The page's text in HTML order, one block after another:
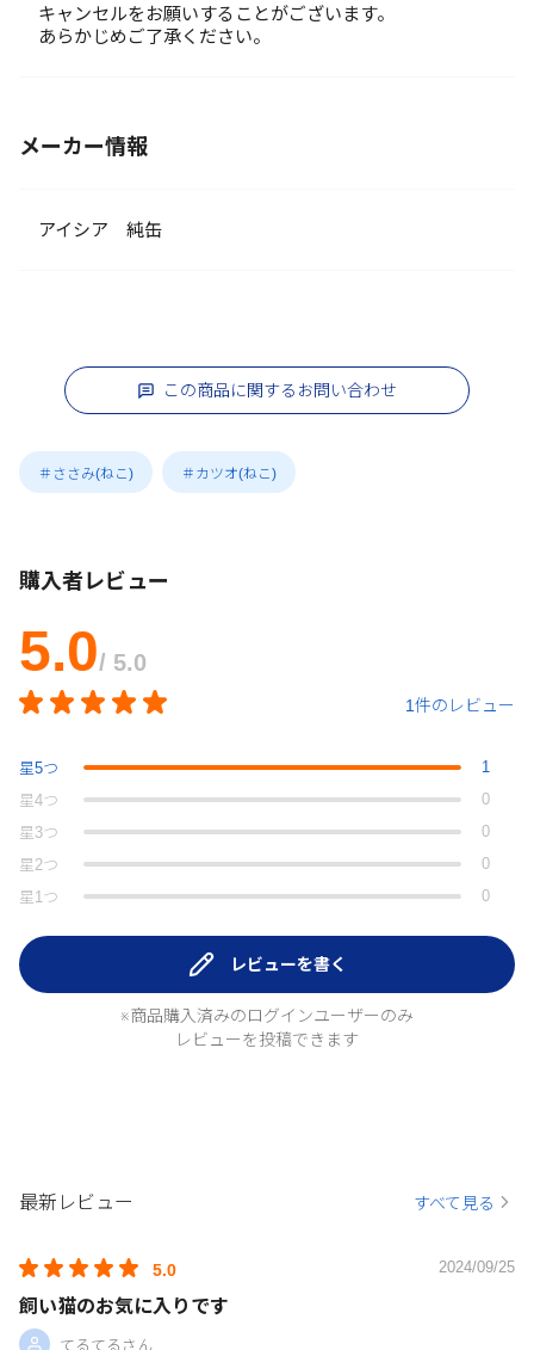
キャンセルをお願いすることがございます。
あらかじめご了承ください。
メーカー情報
アイシア 純缶
この商品に関するお問い合わせ
＃ささみ(ねこ) ＃カツオ(ねこ)
購入者レビュー
5.0/ 5.0
1件のレビュー
星5つ
1
星4つ
0
星 3つ
0
星 2つ
0
星 1つ 0
レビューを書く
※商品購入済みのログインユーザーのみ
レビューを投稿できます
最新レビュー すべて見る
5.0 2024/09/25
飼い猫のお気に入りです
てるてるさん